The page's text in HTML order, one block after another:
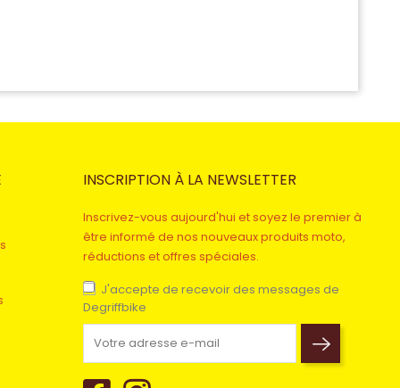
INSCRIPTION À LA NEWSLETTER
Inscrivez-vous aujourd'hui et soyez le premier à
être informé de nos nouveaux produits moto,
réductions et offres spéciales.
J'accepte de recevoir des messages de
Degriffbike